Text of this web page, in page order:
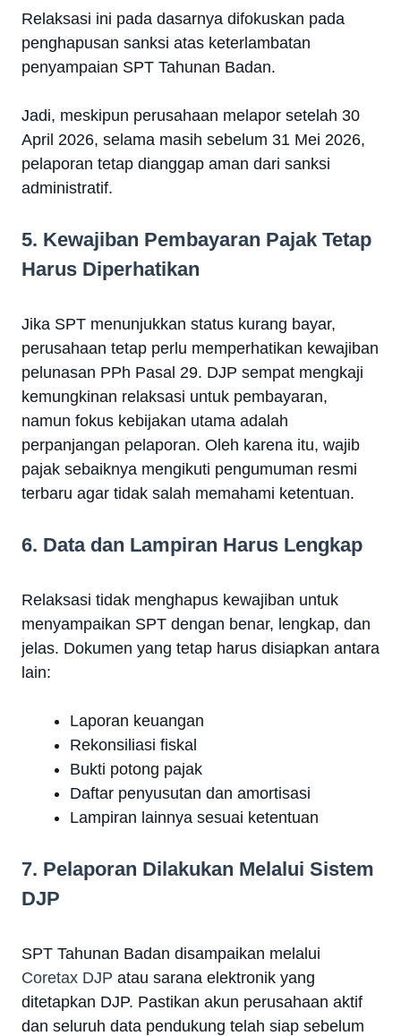
Relaksasi ini pada dasarnya difokuskan pada
penghapusan sanksi atas keterlambatan
penyampaian SPT Tahunan Badan.
Jadi, meskipun perusahaan melapor setelah 30
April 2026, selama masih sebelum 31 Mei 2026,
pelaporan tetap dianggap aman dari sanksi
administratif.
5. Kewajiban Pembayaran Pajak Tetap
Harus Diperhatikan
Jika SPT menunjukkan status kurang bayar,
perusahaan tetap perlu memperhatikan kewajiban
pelunasan PPh Pasal 29. DJP sempat mengkaji
kemungkinan relaksasi untuk pembayaran,
namun fokus kebijakan utama adalah
perpanjangan pelaporan. Oleh karena itu, wajib
pajak sebaiknya mengikuti pengumuman resmi
terbaru agar tidak salah memahami ketentuan.
6. Data dan Lampiran Harus Lengkap
Relaksasi tidak menghapus kewajiban untuk
menyampaikan SPT dengan benar, lengkap, dan
jelas. Dokumen yang tetap harus disiapkan antara
lain:
Laporan keuangan
Rekonsiliasi fiskal
Bukti potong pajak
Daftar penyusutan dan amortisasi
Lampiran lainnya sesuai ketentuan
7. Pelaporan Dilakukan Melalui Sistem
DJP
SPT Tahunan Badan disampaikan melalui
Coretax DJP atau sarana elektronik yang
ditetapkan DJP. Pastikan akun perusahaan aktif
dan seluruh data pendukung telah siap sebelum